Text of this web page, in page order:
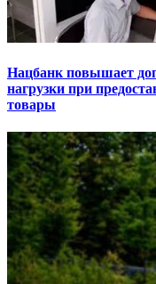
Нацбанк повышает
нагрузки при
товары